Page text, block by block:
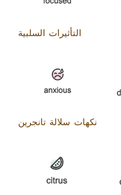
التأثيرات السلبية
نكهات سلالة تانجرين